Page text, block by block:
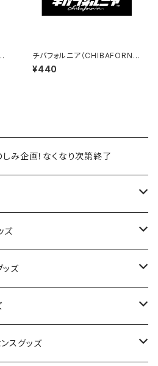
チバフォルニア（CHIBAFORNI
A）ステッカーB（Black）
¥440
しみ企画！なくなり次第終了
ズ
ッズ
スグッズ